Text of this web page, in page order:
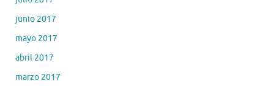
junio 2017
mayo 2017
abril 2017
marzo 2017